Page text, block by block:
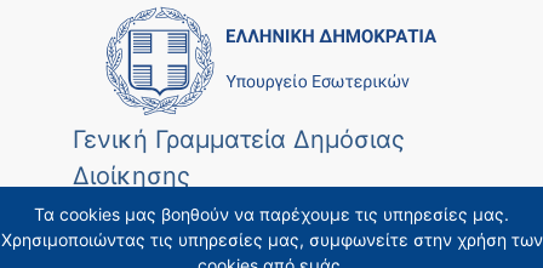
Τα cookies μας βοηθούν να παρέχουμε τις υπηρεσίες μας.
Χρησιμοποιώντας τις υπηρεσίες μας, συμφωνείτε στην χρήση των
Γενική Γραμματεία Δημόσιας
Διοίκησης